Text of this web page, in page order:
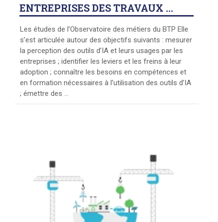
ENTREPRISES DES TRAVAUX ...
Les études de l’Observatoire des métiers du BTP Elle
s’est articulée autour des objectifs suivants : mesurer
la perception des outils d’IA et leurs usages par les
entreprises ; identifier les leviers et les freins à leur
adoption ; connaître les besoins en compétences et
en formation nécessaires à l’utilisation des outils d’IA
; émettre des ...